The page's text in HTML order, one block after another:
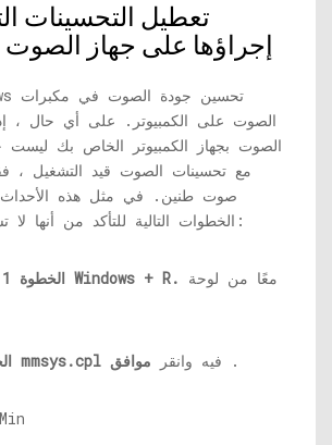
إجراؤها على جهاز
الصوت على الكمبيوتر. على أي حال ،
الصوت بجهاز الكمبيوتر الخاص بك ليست
مع تحسينات الصوت قيد التشغيل ،
صوت طنين. في مثل هذه الأحداث
الخطوات التالية للتأكد من أنها لا تسبب أي مشكلة:
الخطوة 1 مفتاح Windows + R.
mmsys.cpl فيه وانقر موافق .